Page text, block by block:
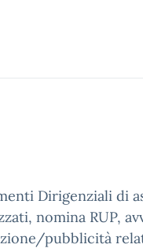
Dirigenziali di
nomina RUP,
pubblicità